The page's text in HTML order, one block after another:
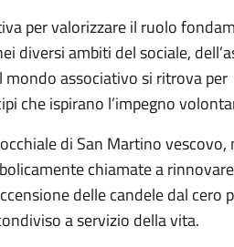
per valorizzare il ruolo
diversi ambiti del sociale,
mondo associativo si ritrova per
che ispirano l’impegno
di San Martino vescovo,
chiamate a
delle candele dal cero
a servizio della vita.